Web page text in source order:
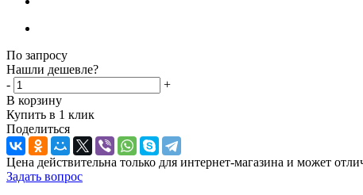
По запросу
Нашли дешевле?
-
+
В корзину
Купить в 1 клик
Поделиться
Цена действительна только для интернет-магазина и может
Задать вопрос